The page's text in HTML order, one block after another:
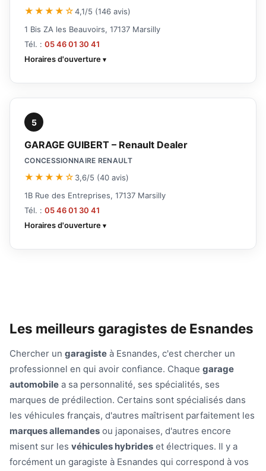
★★★★☆4,1/5 (146 avis)
1 Bis ZA les Beauvoirs, 17137 Marsilly
Tél. : 05 46 01 30 41
Horaires d'ouverture
5
GARAGE GUIBERT – Renault Dealer
CONCESSIONNAIRE RENAULT
★★★★☆ 3,6/5 (40 avis)
1B Rue des Entreprises, 17137 Marsilly
Tél. : 05 46 01 30 41
Horaires d'ouverture
Les meilleurs garagistes de Esnandes
Chercher un garagiste à Esnandes, c'est chercher un
professionnel en qui avoir confiance. Chaque garage
automobile a sa personnalité, ses spécialités, ses
marques de prédilection. Certains sont spécialisés dans
les véhicules français, d'autres maîtrisent parfaitement les
marques allemandes ou japonaises, d'autres encore
misent sur les véhicules hybrides et électriques. Il y a
forcément un garagiste à Esnandes qui correspond à vos